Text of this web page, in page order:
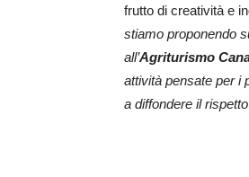
frutto di creatività e
stiamo proponendo
all’Agriturismo
attività pensate per i
a diffondere il